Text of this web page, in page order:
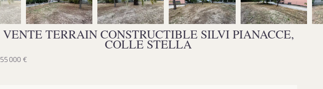
VENTE TERRAIN CONSTRUCTIBLE SILVI PIANACCE,
COLLE STELLA
55 000 €